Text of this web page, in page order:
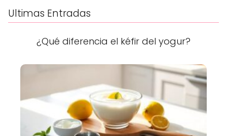
Ultimas Entradas
¿Qué diferencia el kéfir del yogur?